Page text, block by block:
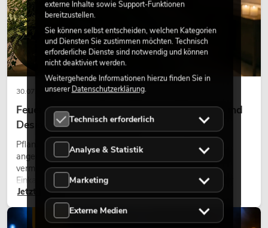
30.07.2026
Feuerhemmende Kunstpflanzen: Sicherheit und
Design perfekt kombiniert
Pflanzen machen Räume lebendig. Sie schaffen eine
angenehme Atmosphäre, verbessern das Ambiente und
vermitteln Natürlichkeit. Ob in Hotels, Restaurants,
Einkaufszentren, Bürogebäuden oder auf Messeständen:
eine hochwertige Begrünung gehört heute längst zum
modernen Raumkonzept.
Jetzt lesen
LICHT
externe Inhalte sowie Support-Funktionen
bereitzustellen.
Sie können selbst entscheiden, welchen Kategorien
und Diensten Sie zustimmen möchten. Technisch
erforderliche Dienste sind notwendig und können
nicht deaktiviert werden.
Weitergehende Informationen hierzu finden Sie in
unsererDatenschutzerklärung.
Technisch erforderlich
Analyse & Statistik
Marketing
Externe Medien